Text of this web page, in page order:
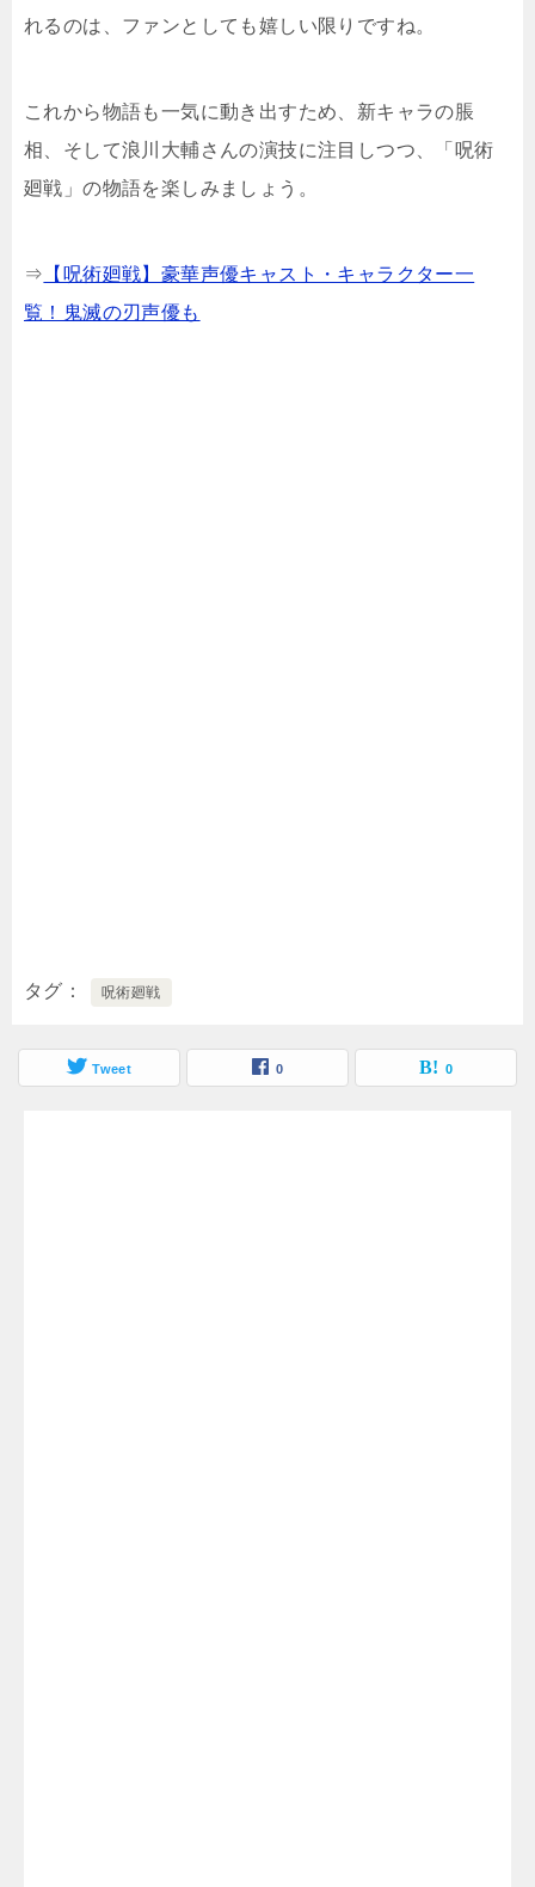
れるのは、ファンとしても嬉しい限りですね。
これから物語も一気に動き出すため、新キャラの脹
相、そして浪川大輔さんの演技に注目しつつ、「呪術
廻戦」の物語を楽しみましょう。
⇒ 【呪術廻戦】豪華声優キャスト・キャラクター一
覧！鬼滅の刃声優も
タグ 呪術廻戦
Tweet 0 0